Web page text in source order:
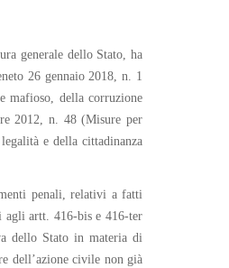
generale dello Stato, ha
26 gennaio 2018, n. 1
mafioso, della corruzione
2012, n. 48 (Misure per
e della cittadinanza
penali, relativi a fatti
agli artt. 416-bis e 416-ter
dello Stato in materia di
dell’azione civile non già